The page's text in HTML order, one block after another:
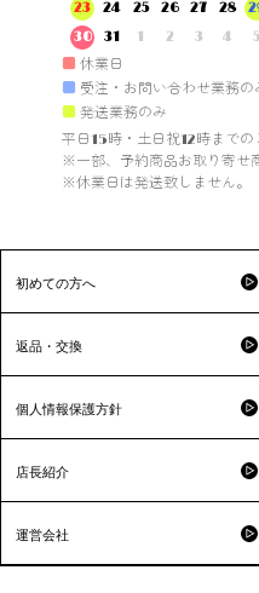
23
24 25 26 27 28
30
31 1 2 3 4 5
■ 休業日
■ 受注・お問い合わせ業務の
■ 発送業務のみ
平日15時・土日祝12時までの
※一部、予約商品お取り寄せ
※休業日は発送致しません。
初めての方へ
返品・交換
個人情報保護方針
店長紹介
運営会社